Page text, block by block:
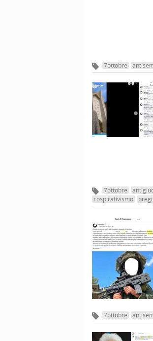
7ottobre
7ottobre
cospirativismo
7ottobre